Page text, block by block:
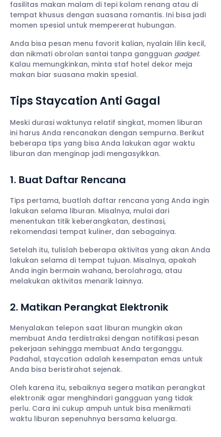
fasilitas makan malam di tepi kolam renang atau di
tempat khusus dengan suasana romantis. Ini bisa jadi
momen spesial untuk mempererat hubungan.
Anda bisa pesan menu favorit kalian, nyalain lilin kecil,
dan nikmati obrolan santai tanpa gangguan gadget.
Kalau memungkinkan, minta staf hotel dekor meja
makan biar suasana makin spesial.
Tips Staycation Anti Gagal
Meski durasi waktunya relatif singkat, momen liburan
ini harus Anda rencanakan dengan sempurna. Berikut
beberapa tips yang bisa Anda lakukan agar waktu
liburan dan menginap jadi mengasyikkan.
1. Buat Daftar Rencana
Tips pertama, buatlah daftar rencana yang Anda ingin
lakukan selama liburan. Misalnya, mulai dari
menentukan titik keberangkatan, destinasi,
rekomendasi tempat kuliner, dan sebagainya.
Setelah itu, tulislah beberapa aktivitas yang akan Anda
lakukan selama di tempat tujuan. Misalnya, apakah
Anda ingin bermain wahana, berolahraga, atau
melakukan aktivitas menarik lainnya.
2. Matikan Perangkat Elektronik
Menyalakan telepon saat liburan mungkin akan
membuat Anda terdistraksi dengan notifikasi pesan
pekerjaan sehingga membuat Anda terganggu.
Padahal, staycation adalah kesempatan emas untuk
Anda bisa beristirahat sejenak.
Oleh karena itu, sebaiknya segera matikan perangkat
elektronik agar menghindari gangguan yang tidak
perlu. Cara ini cukup ampuh untuk bisa menikmati
waktu liburan sepenuhnya bersama keluarga.